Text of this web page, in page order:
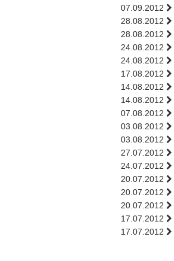
07.09.2012
28.08.2012
28.08.2012
24.08.2012
24.08.2012
17.08.2012
14.08.2012
14.08.2012
07.08.2012
03.08.2012
03.08.2012
27.07.2012
24.07.2012
20.07.2012
20.07.2012
20.07.2012
17.07.2012
17.07.2012